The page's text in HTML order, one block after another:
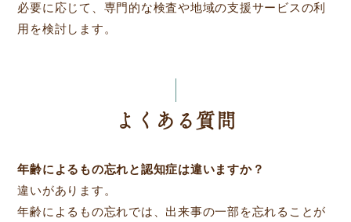
必要に応じて、専門的な検査や地域の支援サービスの利
用を検討します。
よくある質問
年齢によるもの忘れと認知症は違いますか？
違いがあります。
年齢によるもの忘れでは、出来事の一部を忘れることが